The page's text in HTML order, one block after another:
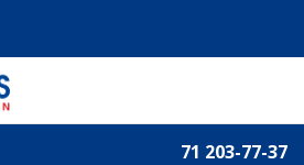
71 203-77-37